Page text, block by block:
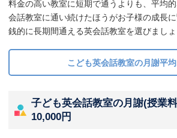
料金の高い教室に短期で通うよりも、平均
会話教室に通い続けたほうがお子様の成長
銭的に長期間通える英会話教室を選びましょ
こども英会話教室の月謝平
子ども英会話教室の月謝(授業
10,000円